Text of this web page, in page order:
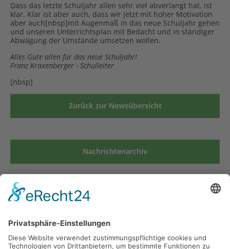
Dass das letzte Schuljahr allen sehr viel abverlangt hat, ist
klar. Klar ist aber auch, dass wir jetzt mit hoher Motivation
aber auch[nbsp]mit Augenmaß in das neue Schuljahr gehen
und unseren Unterrichtsplan mit Bedacht und in ständiger
Abwägung der Umstände umsetzen wollen.
Alles Gute allen für das neue Schuljahr!
Franz Kraxenberger - Schulleiter
[nbsp]
Zurück zur Newsübersicht
Nachrichtenarchiv